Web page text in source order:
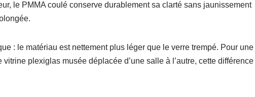
le PMMA coulé conserve durablement sa clarté sans jaunissement
: le matériau est nettement plus léger que le verre trempé. Pour une
plexiglas musée déplacée d’une salle à l’autre, cette différence